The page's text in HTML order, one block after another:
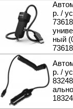
р. /
ный
73618
р. /